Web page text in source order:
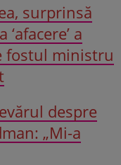
surprinsă
a
fostul ministru
despre
„Mi-a